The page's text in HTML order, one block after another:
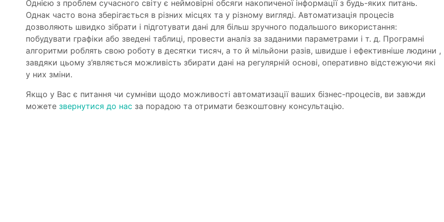
Однією з проблем сучасного світу є неймовірні обсяги накопиченої інформації з будь-яких питань.
Однак часто вона зберігається в різних місцях та у різному вигляді. Автоматизація процесів
дозволяють швидко зібрати і підготувати дані для більш зручного подальшого використання:
побудувати графіки або зведені таблиці, провести аналіз за заданими параметрами і т. д. Програмні
алгоритми роблять свою роботу в десятки тисяч, а то й мільйони разів, швидше і ефективніше людини ,
завдяки цьому з’являється можливість збирати дані на регулярній основі, оперативно відстежуючи які
у них зміни.
Якщо у Вас є питання чи сумніви щодо можливості автоматизації ваших бізнес-процесів, ви завжди
можете звернутися до нас за порадою та отримати безкоштовну консультацію.